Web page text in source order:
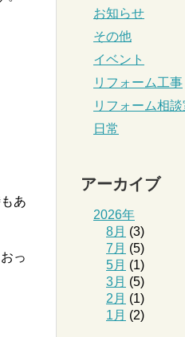
あ
っ
お知らせ
その他
イベント
リフォーム工事
リフォーム相談
日常
アーカイブ
2026年
8月 (3)
7月 (5)
5月 (1)
3月 (5)
2月 (1)
1月 (2)